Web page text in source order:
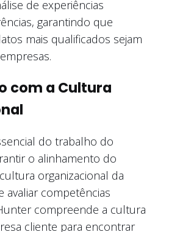
de experiências
garantindo que
mais qualificados sejam
com a Cultura
do trabalho do
o alinhamento do
organizacional da
avaliar competências
compreende a cultura
cliente para encontrar